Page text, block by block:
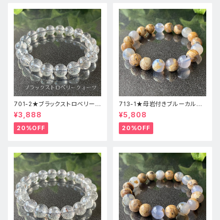
701-2★ブラックストロベリーク
ォーツ【高品質】天然石ブレスレ
ッパワーストーン
¥3,888
20%OFF
713-1★母岩付きブルーカルセ
ドニー【高品質】天然石ブレスレ
ットパワーストーン
¥5,808
20%OFF